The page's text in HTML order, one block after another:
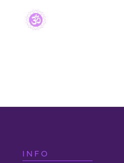
INFO